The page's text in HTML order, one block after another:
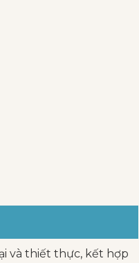
và thiết thực, kết hợp